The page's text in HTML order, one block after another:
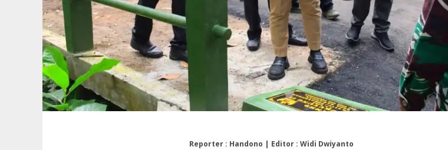
Reporter : Handono | Editor : Widi Dwiyanto